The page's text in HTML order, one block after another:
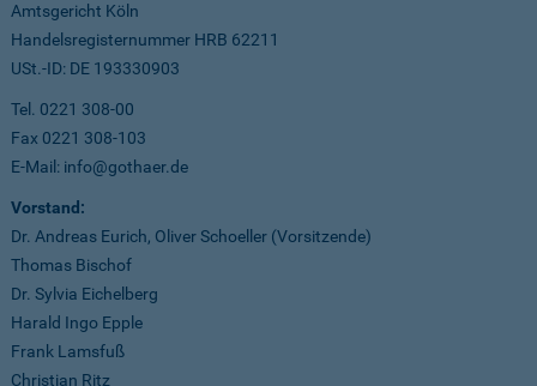
Amtsgericht Köln
Handelsregisternummer HRB 62211
USt.-ID: DE 193330903
Tel. 0221 308-00
Fax 0221 308-103
E-Mail: info@gothaer.de
Vorstand:
Dr. Andreas Eurich, Oliver Schoeller (Vorsitzende)
Thomas Bischof
Dr. Sylvia Eichelberg
Harald Ingo Epple
Frank Lamsfuß
Christian Ritz